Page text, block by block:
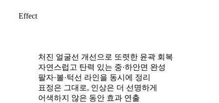
Effect
처진 얼굴선 개선으로 또렷한 윤곽 회복
자연스럽고 탄력 있는 중·하안면 완성
팔자·볼·턱선 라인을 동시에 정리
표정은 그대로, 인상은 더 선명하게
어색하지 않은 동안 효과 연출